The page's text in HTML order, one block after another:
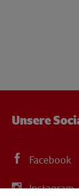
Unsere
Facebook
Instagram